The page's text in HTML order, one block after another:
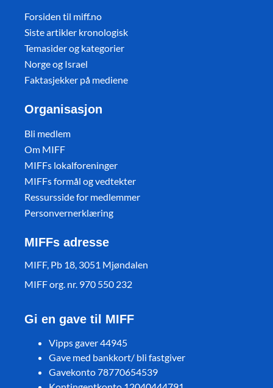
Forsiden til miff.no
Siste artikler kronologisk
Temasider og kategorier
Norge og Israel
Faktasjekker på mediene
Organisasjon
Bli medlem
Om MIFF
MIFFs lokalforeninger
MIFFs formål og vedtekter
Ressursside for medlemmer
Personvernerklæring
MIFFs adresse
MIFF, Pb 18, 3051 Mjøndalen
MIFF org. nr. 970 550 232
Gi en gave til MIFF
Vipps gaver 44945
Gave med bankkort/ bli fastgiver
Gavekonto 78770654539